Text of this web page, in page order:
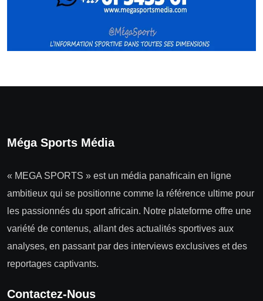
Méga Sports Média
« MEGA SPORTS » est un média panafricain en ligne
ambitieux qui se positionne comme la référence ultime pour
les passionnés du sport africain. Notre plateforme offre une
variété de contenus, allant des actualités sportives aux
analyses, en passant par des interviews exclusives et des
reportages captivants.
Contactez-Nous